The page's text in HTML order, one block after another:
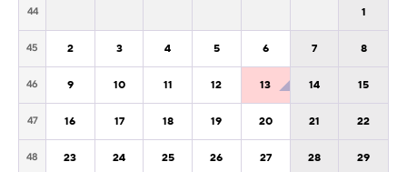
44 1
45 2 3 4 5 6 7 8
46 9 10 11 12 13 14 15
47 16 17 18 19 20 21 22
48 23 24 25 26 27 28 29